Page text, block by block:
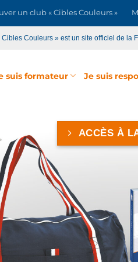
un club « Cibles Couleurs »
Cibles Couleurs » est un site officiel de la
suis formateur Je suis
ACCÈS À